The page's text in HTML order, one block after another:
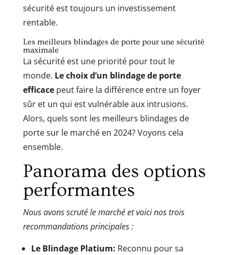
sécurité est toujours un investissement
rentable.
Les meilleurs blindages de porte pour une sécurité
maximale
La sécurité est une priorité pour tout le
monde. Le choix d’un blindage de porte
efficacepeut faire la différence entre un foyer
sûr et un qui est vulnérable aux intrusions.
Alors, quels sont les meilleurs blindages de
porte sur le marché en 2024? Voyons cela
ensemble.
Panorama des options
performantes
Nous avons scruté le marché et voici nos trois
recommandations principales :
Le Blindage Platium: Reconnu pour sa